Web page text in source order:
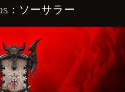
：ソーサラー